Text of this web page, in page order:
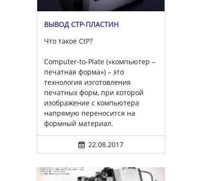
ВЫВОД CTP-ПЛАСТИН
Что такое CtP?
Computer-to-Plate («компьютер –
печатная форма») – это
технология изготовления
печатных форм, при которой
изображение с компьютера
напрямую переносится на
формный материал.
22.08.2017